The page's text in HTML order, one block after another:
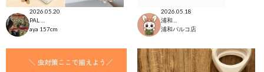
2026.05.20
aya 157cm
2026.05.18
浦和パルコ店